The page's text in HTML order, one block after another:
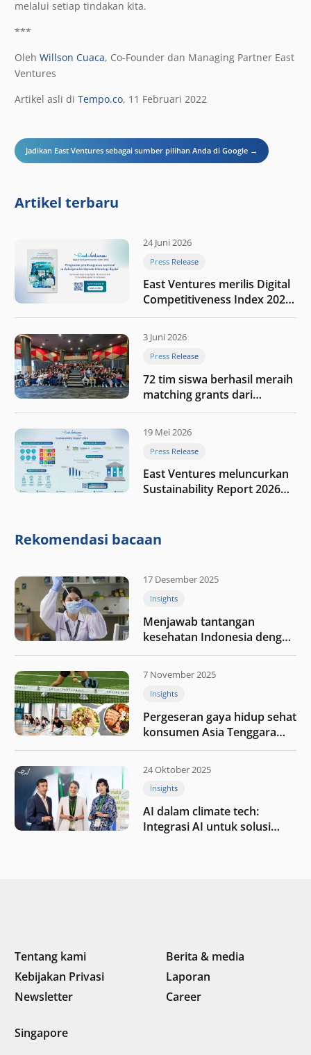
melalui setiap tindakan kita.
***
Oleh Willson Cuaca, Co-Founder dan Managing Partner East
Ventures
Artikel asli di Tempo.co, 11 Februari 2022
Jadikan East Ventures sebagai sumber pilihan Anda di Google →
Artikel terbaru
24 Juni 2026
Press Release
East Ventures merilis Digital
Competitiveness Index 2026,
menyoroti fase transformasi
digital Indonesia selanjutnya
3 Juni 2026
Press Release
72 tim siswa berhasil meraih
matching grants dari
program My First $1000
19 Mei 2026
Press Release
East Ventures meluncurkan
Sustainability Report 2026
nilai melalui kedisiplinan”
Rekomendasi bacaan
17 Desember 2025
Insights
Menjawab tantangan
kesehatan Indonesia dengan
berinvestasi di teknologi
kesehatan
7 November 2025
Insights
Pergeseran gaya hidup sehat
konsumen Asia Tenggara
pada tahun 2025
24 Oktober 2025
Insights
AI dalam climate tech:
Integrasi AI untuk solusi
Tentang kami
Berita & media
Kebijakan Privasi
Laporan
Newsletter
Career
Singapore